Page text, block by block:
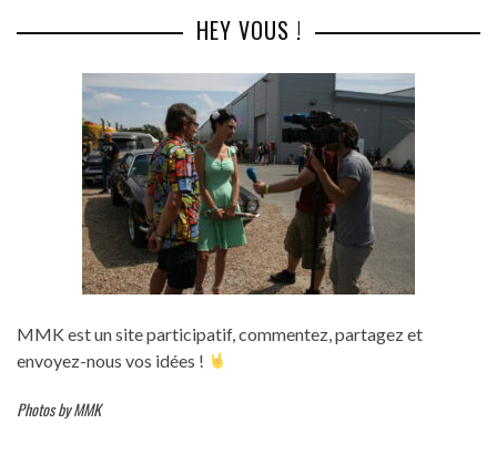
HEY VOUS !
MMK est un site participatif, commentez, partagez et
envoyez-nous vos idées !
Photos by MMK